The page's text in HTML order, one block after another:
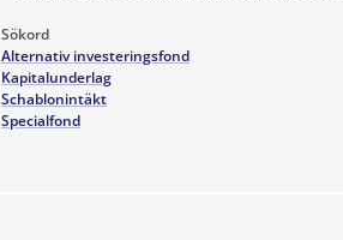
Sökord
Alternativ investeringsfond
Kapitalunderlag
Schablonintäkt
Specialfond